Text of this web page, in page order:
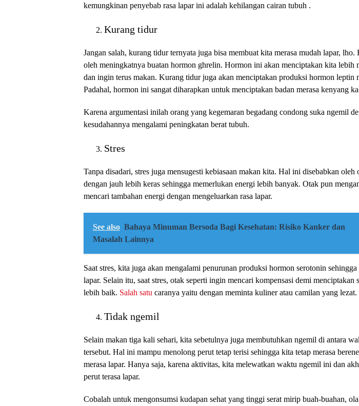
kemungkinan penyebab rasa lapar ini adalah kehilangan cairan tubuh .
Kurang tidur
Jangan salah, kurang tidur ternyata juga bisa membuat kita merasa mudah lapar, lho.
oleh meningkatnya buatan hormon ghrelin. Hormon ini akan menciptakan kita lebih
dan ingin terus makan. Kurang tidur juga akan menciptakan produksi hormon leptin
Padahal, hormon ini sangat diharapkan untuk menciptakan badan merasa kenyang
Karena argumentasi inilah orang yang kegemaran begadang condong suka ngemil
kesudahannya mengalami peningkatan berat tubuh.
Stres
Tanpa disadari, stres juga mensugesti kebiasaan makan kita. Hal ini disebabkan oleh
dengan jauh lebih keras sehingga memerlukan energi lebih banyak. Otak pun
mencari tambahan energi dengan mengeluarkan rasa lapar.
See also Bahaya Minuman Bersoda Bagi Kesehatan: Risiko Kanker dan
Masalah Lainnya
Saat stres, kita juga akan mengalami penurunan produksi hormon serotonin
lapar. Selain itu, saat stres, otak seperti ingin mencari kompensasi demi menciptakan
lebih baik. Salah satu caranya yaitu dengan meminta kuliner atau camilan yang lezat.
Tidak ngemil
Selain makan tiga kali sehari, kita sebetulnya juga membutuhkan ngemil di antara
tersebut. Hal ini mampu menolong perut tetap terisi sehingga kita tetap merasa
merasa lapar. Hanya saja, karena aktivitas, kita melewatkan waktu ngemil ini dan
perut terasa lapar.
Cobalah untuk mengonsumsi kudapan sehat yang tinggi serat mirip buah-buahan,